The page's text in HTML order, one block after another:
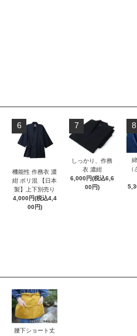
6
機能性 作務衣 濃
紺 ポリ混 【日本
製】上下別売り
4,000円(税込4,4
00円)
7
しっかり、作務
衣 濃紺
6,000円(税込6,6
00円)
8
腰下ショート丈